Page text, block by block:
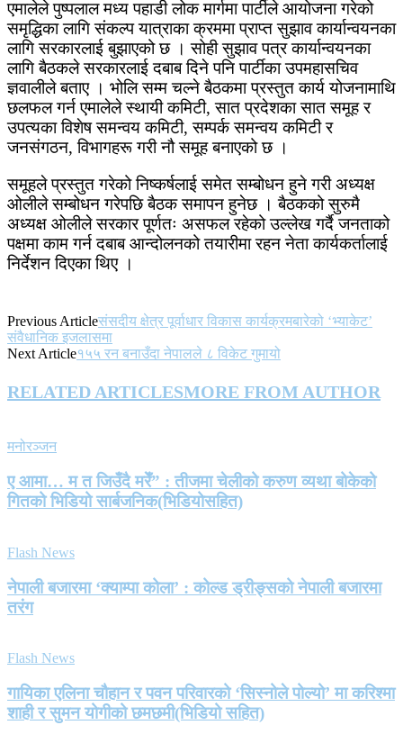
एमालेले पुष्पलाल मध्य पहाडी लोक मार्गमा पार्टीले आयोजना गरेको
समृद्धिका लागि संकल्प यात्राका क्रममा प्राप्त सुझाव कार्यान्वयनका
लागि सरकारलाई बुझाएको छ । सोही सुझाव पत्र कार्यान्वयनका
लागि बैठकले सरकारलाई दबाब दिने पनि पार्टीका उपमहासचिव
ज्ञवालीले बताए । भोलि सम्म चल्ने बैठकमा प्रस्तुत कार्य योजनामाथि
छलफल गर्न एमालेले स्थायी कमिटी, सात प्रदेशका सात समूह र
उपत्यका विशेष समन्वय कमिटी, सम्पर्क समन्वय कमिटी र
जनसंगठन, विभागहरू गरी नौ समूह बनाएको छ ।
समूहले प्रस्तुत गरेको निष्कर्षलाई समेत सम्बोधन हुने गरी अध्यक्ष
ओलीले सम्बोधन गरेपछि बैठक समापन हुनेछ । बैठकको सुरुमै
अध्यक्ष ओलीले सरकार पूर्णतः असफल रहेको उल्लेख गर्दै जनताको
पक्षमा काम गर्न दबाब आन्दोलनको तयारीमा रहन नेता कार्यकर्तालाई
निर्देशन दिएका थिए ।
Previous Articleसंसदीय क्षेत्र पूर्वाधार विकास कार्यक्रमबारेको ‘भ्याकेट’
संवैधानिक इजलासमा
Next Article१५५ रन बनाउँदा नेपालले ८ विकेट गुमायो
RELATED ARTICLESMORE FROM AUTHOR
मनोरञ्जन
ए आमा… म त जिउँदै मरेँ” : तीजमा चेलीको करुण व्यथा बोकेको
गितको भिडियो सार्बजनिक(भिडियोसहित)
Flash News
नेपाली बजारमा ‘क्याम्पा कोला’ : कोल्ड ड्रीङ्सको नेपाली बजारमा
तरंग
Flash News
गायिका एलिना चौहान र पवन परिवारको ‘सिस्नोले पोल्यो’ मा करिश्मा
शाही र सुमन योगीको छमछमी(भिडियो सहित)